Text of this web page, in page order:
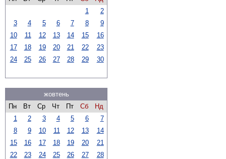
1
2
3
4 5 6 7 8
9
10
11 12 13 14 15
16
17
18 19 20 21 22
23
24
25 26 27 28 29 30
жовтень
Пн
Вт Ср Чт Пт Сб
Нд
1
2 3 4 5 6
7
8
9 10 11 12 13
14
15
16 17 18 19 20
21
22
23 24 25 26 27
28